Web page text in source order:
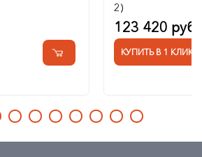
2)
123 420 руб.
КУПИТЬ В 1 КЛИК